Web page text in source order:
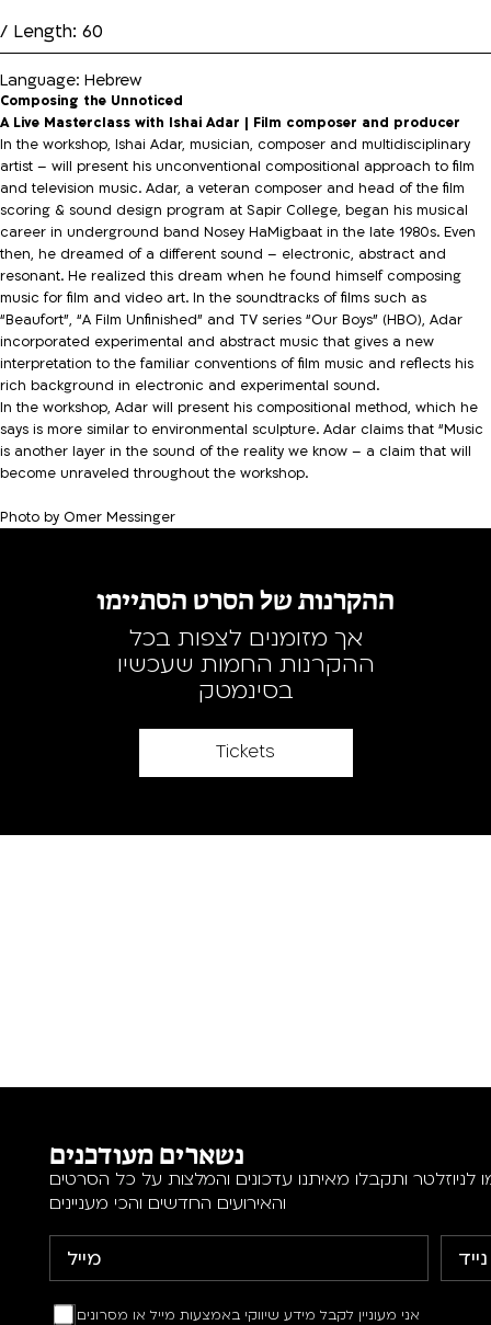
/ Length: 60
Language: Hebrew
Composing the Unnoticed
A Live Masterclass with Ishai Adar | Film composer and producer
In the workshop, Ishai Adar, musician, composer and multidisciplinary
artist – will present his unconventional compositional approach to film
and television music. Adar, a veteran composer and head of the film
scoring & sound design program at Sapir College, began his musical
career in underground band Nosey HaMigbaat in the late 1980s. Even
then, he dreamed of a different sound – electronic, abstract and
resonant. He realized this dream when he found himself composing
music for film and video art. In the soundtracks of films such as
“Beaufort”, “A Film Unfinished” and TV series “Our Boys” (HBO), Adar
incorporated experimental and abstract music that gives a new
interpretation to the familiar conventions of film music and reflects his
rich background in electronic and experimental sound.
In the workshop, Adar will present his compositional method, which he
says is more similar to environmental sculpture. Adar claims that “Music
is another layer in the sound of the reality we know – a claim that will
become unraveled throughout the workshop.
Photo by Omer Messinger
ההקרנות של הסרט הסתיימו
אך מזומנים לצפות בכל
ההקרנות החמות שעכשיו
בסינמטק
Tickets
נשארים מעודכנים
לניוזלטר ותקבלו מאיתנו עדכונים והמלצות על כל הסרטים
והאירועים החדשים והכי מעניינים
אני מעוניין לקבל מידע שיווקי באמצעות מייל או מסרונים